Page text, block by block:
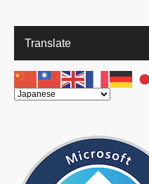
Translate